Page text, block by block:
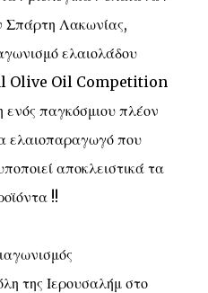
Σπάρτη Λακωνίας,
ελαιολάδου
Olive Oil Competition
ενός παγκόσμιου πλέον
ελαιοπαραγωγό που
αποκλειστικά τα
!!
της Ιερουσαλήμ στο